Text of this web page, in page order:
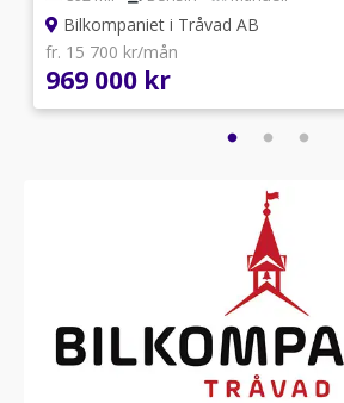
Bilkompaniet i Tråvad AB
fr. 15 700 kr/mån
969 000 kr